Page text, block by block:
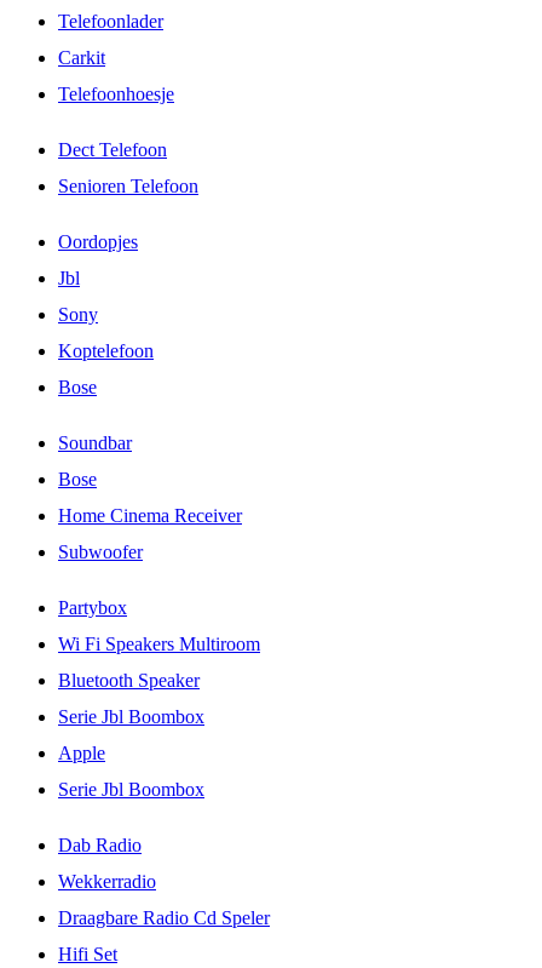
Telefoonlader
Carkit
Telefoonhoesje
Dect Telefoon
Senioren Telefoon
Oordopjes
Jbl
Sony
Koptelefoon
Bose
Soundbar
Bose
Home Cinema Receiver
Subwoofer
Partybox
Wi Fi Speakers Multiroom
Bluetooth Speaker
Serie Jbl Boombox
Apple
Serie Jbl Boombox
Dab Radio
Wekkerradio
Draagbare Radio Cd Speler
Hifi Set